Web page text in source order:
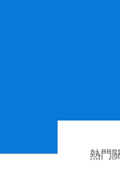
熱門